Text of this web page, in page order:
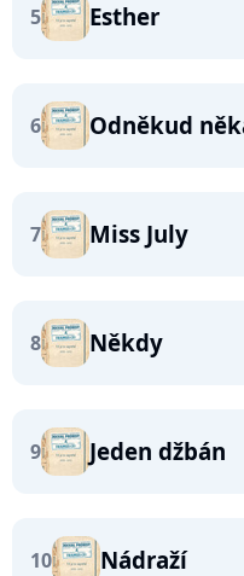
5 Esther
6 Odněkud
7 Miss July
8 Někdy
9 Jeden džbán
10 Nádraží